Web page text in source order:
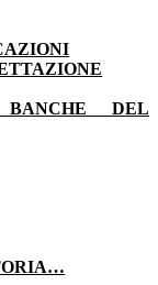
DEL